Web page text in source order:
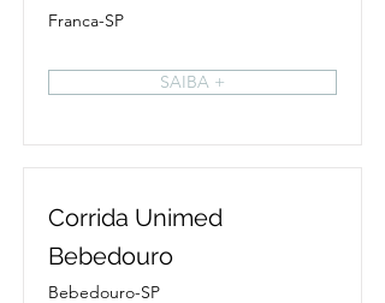
Franca-SP
SAIBA +
Corrida Unimed
Bebedouro
Bebedouro-SP